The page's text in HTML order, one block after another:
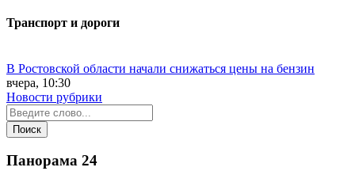
Транспорт и дороги
В Ростовской области начали снижаться цены на бензин
вчера, 10:30
Новости рубрики
Панорама 24